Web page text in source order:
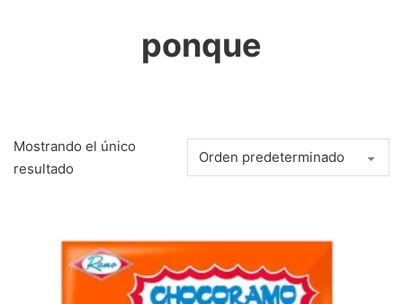
ponque
Mostrando el único
resultado